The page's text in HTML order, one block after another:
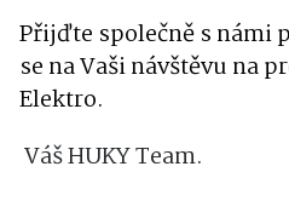
Přijďte společně s námi
se na Vaši návštěvu na
Elektro.
Váš HUKY Team.